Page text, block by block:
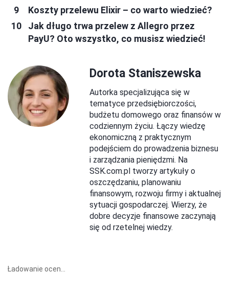
Koszty przelewu Elixir – co warto wiedzieć?
Jak długo trwa przelew z Allegro przez
PayU? Oto wszystko, co musisz wiedzieć!
Dorota Staniszewska
Autorka specjalizująca się w
tematyce przedsiębiorczości,
budżetu domowego oraz finansów w
codziennym życiu. Łączy wiedzę
ekonomiczną z praktycznym
podejściem do prowadzenia biznesu
i zarządzania pieniędzmi. Na
SSK.com.pl tworzy artykuły o
oszczędzaniu, planowaniu
finansowym, rozwoju firmy i aktualnej
sytuacji gospodarczej. Wierzy, że
dobre decyzje finansowe zaczynają
się od rzetelnej wiedzy.
Ładowanie ocen...